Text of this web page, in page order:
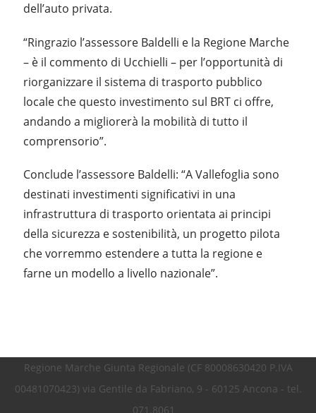
dell’auto privata.
“Ringrazio l’assessore Baldelli e la Regione Marche
– è il commento di Ucchielli – per l’opportunità di
riorganizzare il sistema di trasporto pubblico
locale che questo investimento sul BRT ci offre,
andando a migliorerà la mobilità di tutto il
comprensorio”.
Conclude l’assessore Baldelli: “A Vallefoglia sono
destinati investimenti significativi in una
infrastruttura di trasporto orientata ai principi
della sicurezza e sostenibilità, un progetto pilota
che vorremmo estendere a tutta la regione e
farne un modello a livello nazionale”.
Regione Marche Giunta Regionale (CF 80008630420 P.IVA
00481070423) via Gentile da Fabriano, 9 - 60125 Ancona - tel.
071.8061